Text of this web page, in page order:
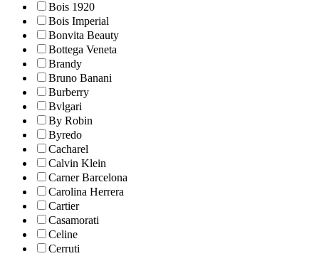
Bois 1920
Bois Imperial
Bonvita Beauty
Bottega Veneta
Brandy
Bruno Banani
Burberry
Bvlgari
By Robin
Byredo
Cacharel
Calvin Klein
Carner Barcelona
Carolina Herrera
Cartier
Casamorati
Celine
Cerruti